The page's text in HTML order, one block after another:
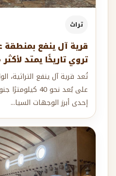
تراث
قرية آل ينفع
تروي تاريخًا يمتد
تُعد قرية آل ينفع التراثية،
على بُعد نحو 40
إحدى أبرز الوجهات السيا...